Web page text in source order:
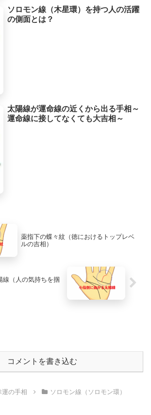
ソロモン線（木星環）を持つ人の活躍
の側面とは？
太陽線が運命線の近くから出る手相～
運命線に接してなくても大吉相～
薬指下の蝶々紋（徳におけるトップレベ
ルの吉相）
線（人の気持ちを掴
コメントを書き込む
運の手相 ソロモン線（ソロモン環）